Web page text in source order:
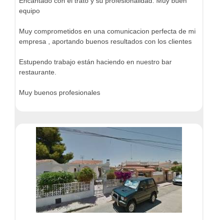
equipo
Muy comprometidos en una comunicacion perfecta de mi
empresa , aportando buenos resultados con los clientes
Estupendo trabajo están haciendo en nuestro bar
restaurante.
Muy buenos profesionales